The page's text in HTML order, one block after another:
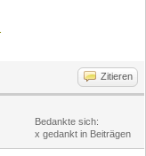
Zitieren
Bedankte sich:
x gedankt in Beiträgen